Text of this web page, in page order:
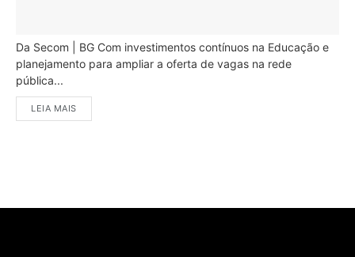
Da Secom | BG Com investimentos contínuos na Educação e
planejamento para ampliar a oferta de vagas na rede
pública...
LEIA MAIS